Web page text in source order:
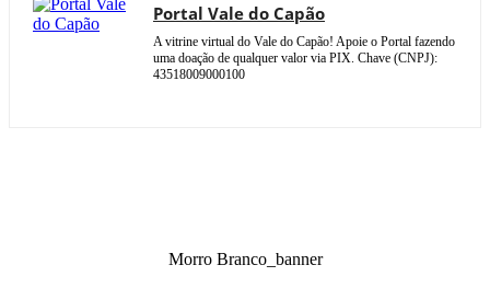
Portal Vale do Capão
A vitrine virtual do Vale do Capão! Apoie o Portal fazendo
uma doação de qualquer valor via PIX. Chave (CNPJ):
43518009000100
Morro Branco_banner